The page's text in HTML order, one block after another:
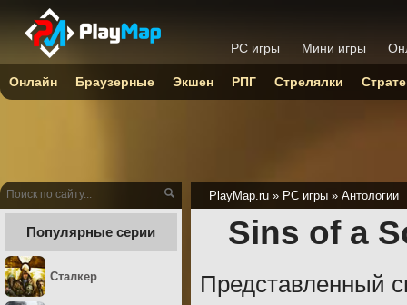
PlayMap.ru » PC игры » Антологии
Sins of a
Представленный
Популярные серии
Сталкер
PC игры Мини игры
Онлайн Браузерные Экшен РПГ Стрелялки